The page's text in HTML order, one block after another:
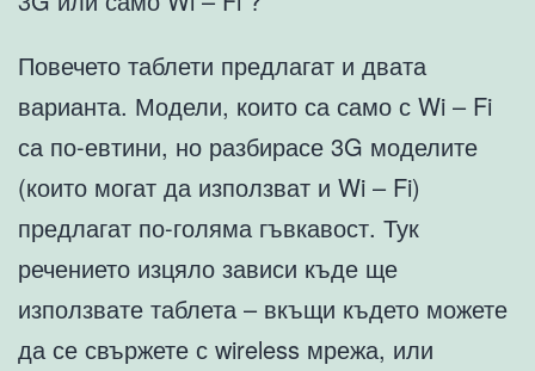
Повечето таблети предлагат и двата
варианта. Модели, които са само с Wi – Fi
са по-евтини, но разбирасе 3G моделите
(които могат да използват и Wi – Fi)
предлагат по-голяма гъвкавост. Тук
речението изцяло зависи къде ще
използвате таблета – вкъщи където можете
да се свържете с wireless мрежа, или